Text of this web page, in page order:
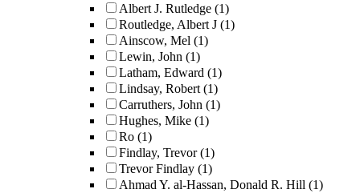
Albert J. Rutledge (1)
Routledge, Albert J (1)
Ainscow, Mel (1)
Lewin, John (1)
Latham, Edward (1)
Lindsay, Robert (1)
Carruthers, John (1)
Hughes, Mike (1)
Ro (1)
Findlay, Trevor (1)
Trevor Findlay (1)
Ahmad Y. al-Hassan, Donald R. Hill (1)